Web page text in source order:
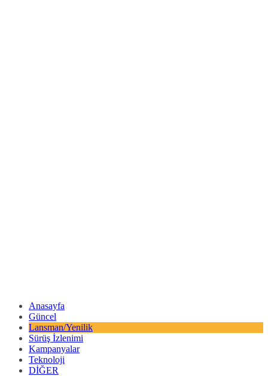
Anasayfa
Güncel
Lansman/Yenilik
Sürüş İzlenimi
Kampanyalar
Teknoloji
DİĞER